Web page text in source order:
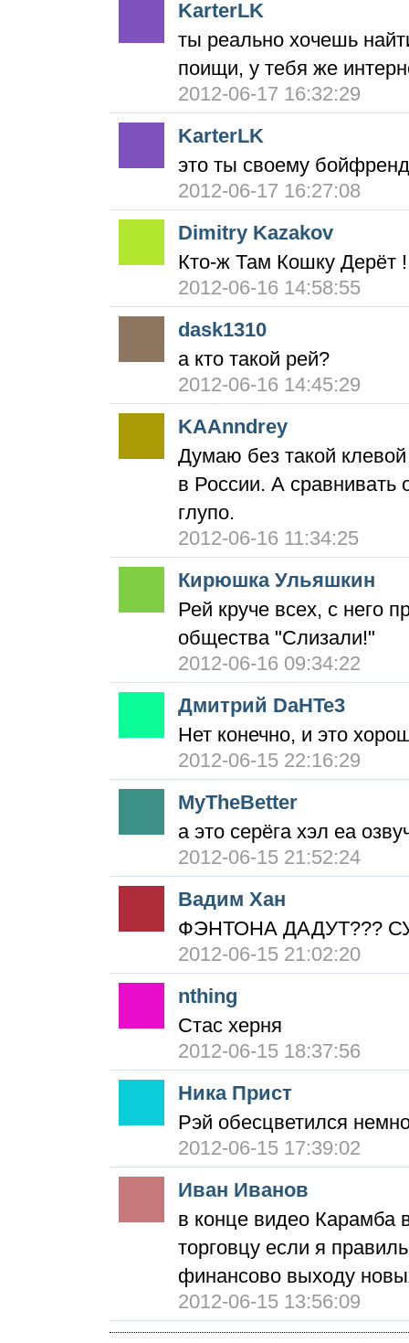
KarterLK
ты реально хочешь
поищи, у тебя же
2012-06-17 16:32:29
KarterLK
это ты своему
2012-06-17 16:27:08
Dimitry Kazakov
Кто-ж Там Кошку Дерёт
2012-06-16 14:58:55
dask1310
а кто такой рей?
2012-06-16 14:45:29
KAAnndrey
Думаю без такой
в России. А
глупо.
2012-06-16 11:34:25
Кирюшка Ульяшкин
Рей круче всех, с него
общества "Слизали!"
2012-06-16 09:34:22
Дмитрий DaHTe3
Нет конечно, и это
2012-06-15 22:16:29
MyTheBetter
а это серёга хэл еа
2012-06-15 21:52:24
Вадим Хан
ФЭНТОНА ДАДУТ???
2012-06-15 21:02:20
nthing
Стас херня
2012-06-15 18:37:56
Ника Прист
Рэй обесцветился
2012-06-15 17:39:02
Иван Иванов
в конце видео Карамба
торговцу если я
финансово выходу
2012-06-15 13:56:09